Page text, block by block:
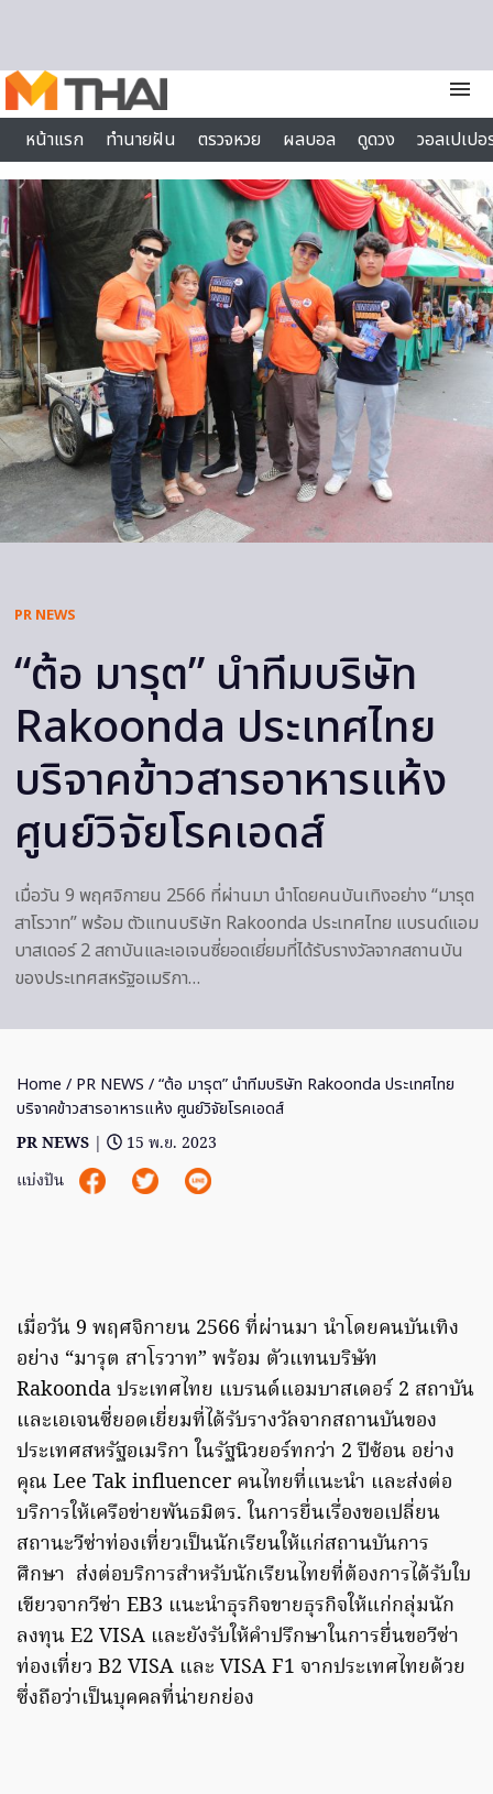
menu
หน้าแรก
ทำนายฝัน ตรวจหวย ผลบอล ดูดวง
วอลเปเป
ไลฟ์สไตล์
PR NEWS
“ต้อ มารุต” นำทีมบริษัท
Rakoonda ประเทศไทย
บริจาคข้าวสารอาหารแห้ง
ศูนย์วิจัยโรคเอดส์
เมื่อวัน 9 พฤศจิกายน 2566 ที่ผ่านมา นำโดยคนบันเทิงอย่าง “มารุต
สาโรวาท” พร้อม ตัวแทนบริษัท Rakoonda ประเทศไทย แบรนด์แอม
บาสเดอร์ 2 สถาบันและเอเจนซี่ยอดเยี่ยมที่ได้รับรางวัลจากสถานบัน
ของประเทศสหรัฐอเมริกา…
Home / PR NEWS / “ต้อ มารุต” นำทีมบริษัท Rakoonda ประเทศไทย
บริจาคข้าวสารอาหารแห้ง ศูนย์วิจัยโรคเอดส์
PR NEWS |
15 พ.ย. 2023
แบ่งปัน
เมื่อวัน 9 พฤศจิกายน 2566 ที่ผ่านมา นำโดยคนบันเทิง
อย่าง “มารุต สาโรวาท” พร้อม ตัวแทนบริษัท
Rakoonda ประเทศไทย แบรนด์แอมบาสเดอร์ 2 สถาบัน
และเอเจนซี่ยอดเยี่ยมที่ได้รับรางวัลจากสถานบันของ
ประเทศสหรัฐอเมริกา ในรัฐนิวยอร์ทกว่า 2 ปีซ้อน อย่าง
คุณ Lee Tak influencer คนไทยที่แนะนำ และส่งต่อ
บริการให้เครือข่ายพันธมิตร. ในการยื่นเรื่องขอเปลี่ยน
สถานะวีซ่าท่องเที่ยวเป็นนักเรียนให้แก่สถานบันการ
ศึกษา ส่งต่อบริการสำหรับนักเรียนไทยที่ต้องการได้รับใบ
เขียวจากวีซ่า EB3 แนะนำธุรกิจขายธุรกิจให้แก่กลุ่มนัก
ลงทุน E2 VISA และยังรับให้คำปรึกษาในการยื่นขอวีซ่า
ท่องเที่ยว B2 VISA และ VISA F1 จากประเทศไทยด้วย
ซึ่งถือว่าเป็นบุคคลที่น่ายกย่อง